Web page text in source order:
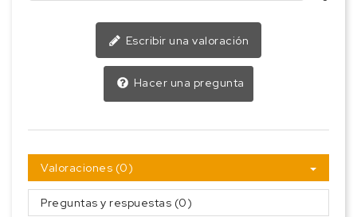
Escribir una valoración
Hacer una pregunta
Valoraciones (0)
Preguntas y respuestas (0)